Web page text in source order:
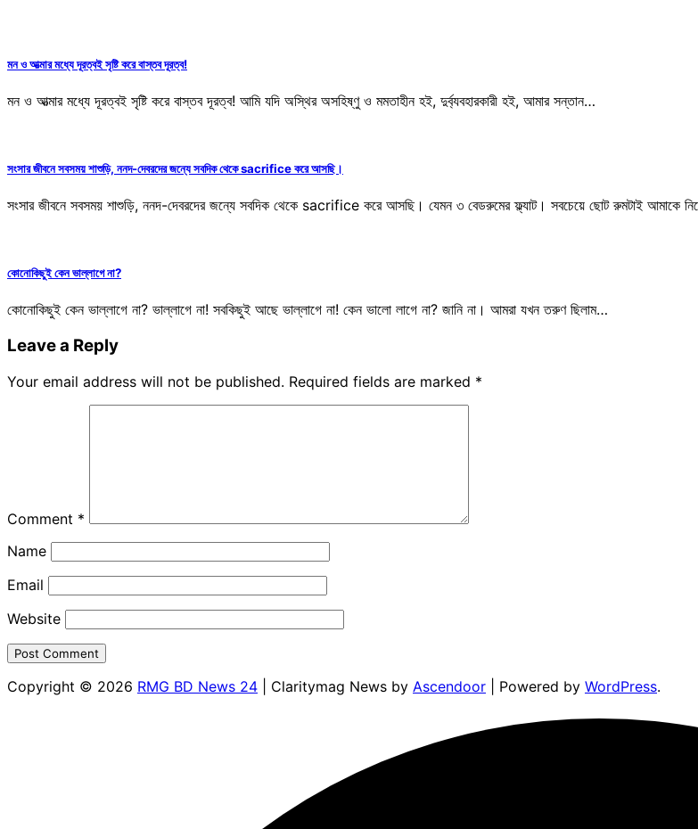
মন ও আত্মার মধ্যে দূরত্বই সৃষ্টি করে বাস্তব দূরত্ব!
মন ও আত্মার মধ্যে দূরত্বই সৃষ্টি করে বাস্তব দূরত্ব! আমি যদি অস্থির অসহিষ্ণু ও মমতাহীন হই, দুর্ব্যবহারকারী হই, আমার সন্তান…
সংসার জীবনে সবসময় শাশুড়ি, ননদ-দেবরদের জন্যে সবদিক থেকে sacrifice করে আসছি।
সংসার জীবনে সবসময় শাশুড়ি, ননদ-দেবরদের জন্যে সবদিক থেকে sacrifice করে আসছি। যেমন ৩ বেডরুমের ফ্ল্যাট। সবচেয়ে ছোট রুমটাই আমাকে
কোনোকিছুই কেন ভাল্লাগে না?
কোনোকিছুই কেন ভাল্লাগে না? ভাল্লাগে না! সবকিছুই আছে ভাল্লাগে না! কেন ভালো লাগে না? জানি না। আমরা যখন তরুণ ছিলাম…
Leave a Reply
Your email address will not be published. Required fields are marked *
Comment *
Name
Email
Website
Copyright © 2026 RMG BD News 24 | Claritymag News by Ascendoor | Powered by WordPress.